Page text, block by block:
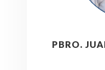
PBRO.